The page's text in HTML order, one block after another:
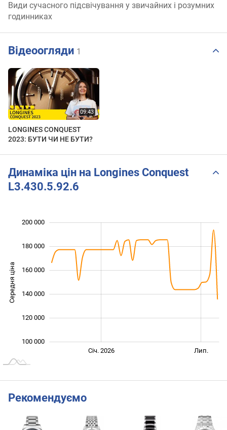
Види сучасного підсвічування у звичайних і розумних
годинниках
Відеоогляди 1
LONGINES CONQUEST
2023: БУТИ ЧИ НЕ БУТИ?
Динаміка цін на Longines Conquest
L3.430.5.92.6
Середня ціна
100 000
120 000
140 000
160 000
180 000
200 000
Січ. 2026 Лип.
Рекомендуємо